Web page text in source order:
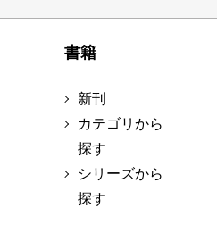
書籍
新刊
カテゴリから
探す
シリーズから
探す